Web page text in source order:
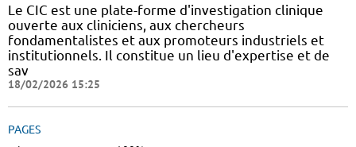
Le CIC est une plate-forme d'investigation clinique
ouverte aux cliniciens, aux chercheurs
fondamentalistes et aux promoteurs industriels et
institutionnels. Il constitue un lieu d'expertise et de
sav
18/02/2026 15:25
PAGES